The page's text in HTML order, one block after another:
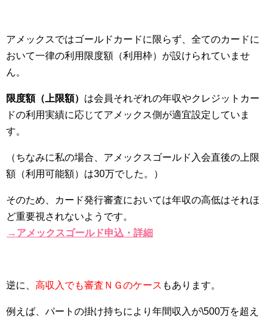
アメックスではゴールドカードに限らず、全てのカードに
おいて一律の利用限度額（利用枠）が設けられていませ
ん。
限度額（上限額） は会員それぞれの年収やクレジットカー
ドの利用実績に応じてアメックス側が適宜設定していま
す。
（ちなみに私の場合、アメックスゴールド入会直後の上限
額（利用可能額）は30万でした。）
そのため、カード発行審査においては年収の高低はそれほ
ど重要視されないようです。
→アメックスゴールド申込・詳細
逆に、 高収入でも審査ＮＧのケース もあります。
例えば、パートの掛け持ちにより年間収入が\500万を超え